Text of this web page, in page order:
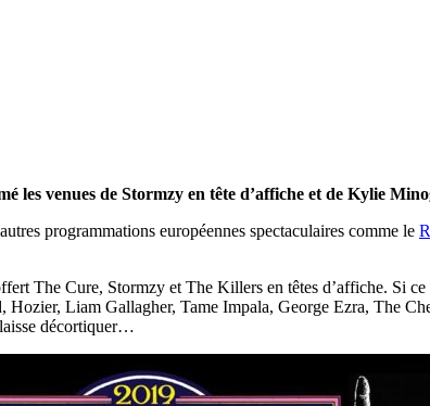
les venues de Stormzy en tête d’affiche et de Kylie
programmations européennes spectaculaires comme le
The Cure, Stormzy et The Killers en têtes d’affiche. Si
Hozier, Liam Gallagher, Tame Impala, George Ezra, The
décortiquer…